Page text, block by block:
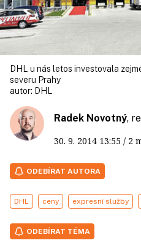
DHL u nás letos investovala
severu Prahy
autor: DHL
Radek Novotný,
30. 9. 2014 13:55 / 2
ODEBÍRAT AUTORA
DHL ceny expresní služby
ODEBÍRAT TÉMA